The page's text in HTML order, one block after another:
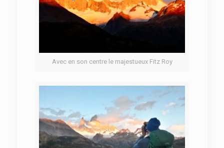
Avec en son centre le majestueux Fitz Roy